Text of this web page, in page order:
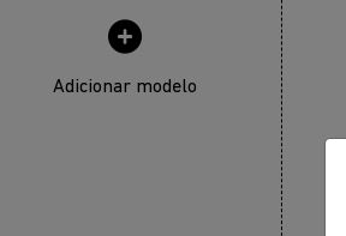
Adicionar modelo